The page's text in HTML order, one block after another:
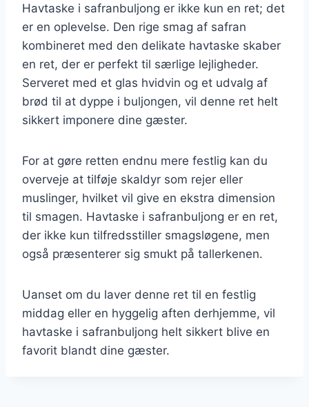
Havtaske i safranbuljong er ikke kun en ret; det
er en oplevelse. Den rige smag af safran
kombineret med den delikate havtaske skaber
en ret, der er perfekt til særlige lejligheder.
Serveret med et glas hvidvin og et udvalg af
brød til at dyppe i buljongen, vil denne ret helt
sikkert imponere dine gæster.
For at gøre retten endnu mere festlig kan du
overveje at tilføje skaldyr som rejer eller
muslinger, hvilket vil give en ekstra dimension
til smagen. Havtaske i safranbuljong er en ret,
der ikke kun tilfredsstiller smagsløgene, men
også præsenterer sig smukt på tallerkenen.
Uanset om du laver denne ret til en festlig
middag eller en hyggelig aften derhjemme, vil
havtaske i safranbuljong helt sikkert blive en
favorit blandt dine gæster.